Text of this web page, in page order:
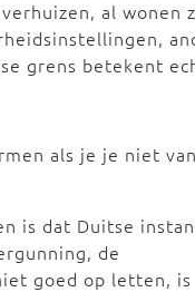
al wonen
grens betekent
als je je niet
is dat Duitse
de
goed op letten,